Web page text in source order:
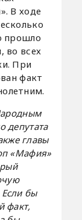
В ходе
прошло
во всех
При
факт
депутата
главы
«Мафия»
бы
факт,